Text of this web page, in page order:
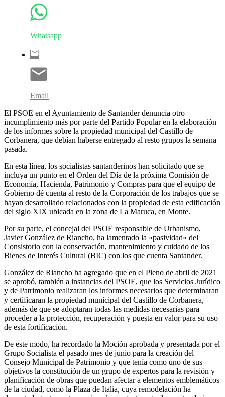
Whatsapp
Email
El PSOE en el Ayuntamiento de Santander denuncia otro
incumplimiento más por parte del Partido Popular en la elaboración
de los informes sobre la propiedad municipal del Castillo de
Corbanera, que debían haberse entregado al resto grupos la semana
pasada.
En esta línea, los socialistas santanderinos han solicitado que se
incluya un punto en el Orden del Día de la próxima Comisión de
Economía, Hacienda, Patrimonio y Compras para que el equipo de
Gobierno dé cuenta al resto de la Corporación de los trabajos que se
hayan desarrollado relacionados con la propiedad de esta edificación
del siglo XIX ubicada en la zona de La Maruca, en Monte.
Por su parte, el concejal del PSOE responsable de Urbanismo,
Javier González de Riancho, ha lamentado la «pasividad» del
Consistorio con la conservación, mantenimiento y cuidado de los
Bienes de Interés Cultural (BIC) con los que cuenta Santander.
González de Riancho ha agregado que en el Pleno de abril de 2021
se aprobó, también a instancias del PSOE, que los Servicios Jurídico
y de Patrimonio realizaran los informes necesarios que determinaran
y certificaran la propiedad municipal del Castillo de Corbanera,
además de que se adoptaran todas las medidas necesarias para
proceder a la protección, recuperación y puesta en valor para su uso
de esta fortificación.
De este modo, ha recordado la Moción aprobada y presentada por el
Grupo Socialista el pasado mes de junio para la creación del
Consejo Municipal de Patrimonio y que tenía como uno de sus
objetivos la constitución de un grupo de expertos para la revisión y
planificación de obras que puedan afectar a elementos emblemáticos
de la ciudad, como la Plaza de Italia, cuya remodelación ha